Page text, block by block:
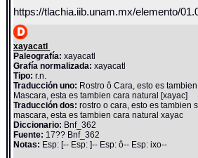
https://tlachia.iib.unam.mx/elemento/
xayacatl
Paleografía: xayacatl
Grafía normalizada: xayacatl
Tipo: r.n.
Traducción uno: Rostro ô Cara, esto es
Mascara, esta es tambien cara natural [xayac]
Traducción dos: rostro o cara, esto es tambien
mascara, esta es tambien cara natural xayac
Diccionario: Bnf_362
Fuente: 17?? Bnf_362
Notas: Esp: [-- Esp: ]-- Esp: ô-- Esp: ixo--